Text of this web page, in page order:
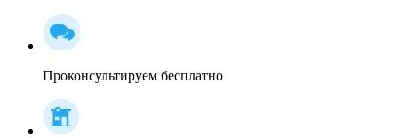
Проконсультируем бесплатно